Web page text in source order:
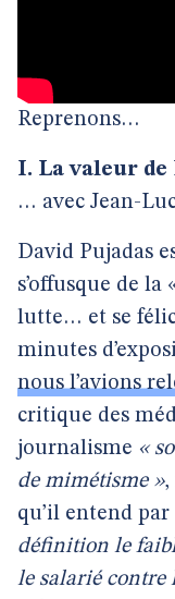
Reprenons…
I. La valeur de
… avec Jean-
David Pujadas
s’offusque de
lutte… et se
minutes
nous l’avions
critique des
journalisme «
de mimétisme »,
qu’il entend
définition le
le salarié contre